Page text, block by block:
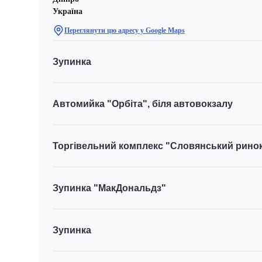
Україна
Переглянути цю адресу у Google Maps
Зупинка
Автомийка "Орбіта", біля автовокзалу
Торгівельний комплекс "Словянський
Зупинка "МакДональдз"
Зупинка